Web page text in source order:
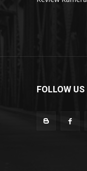
FOLLOW US